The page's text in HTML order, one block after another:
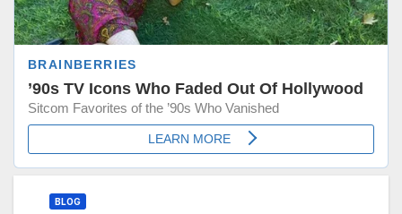
BLOG